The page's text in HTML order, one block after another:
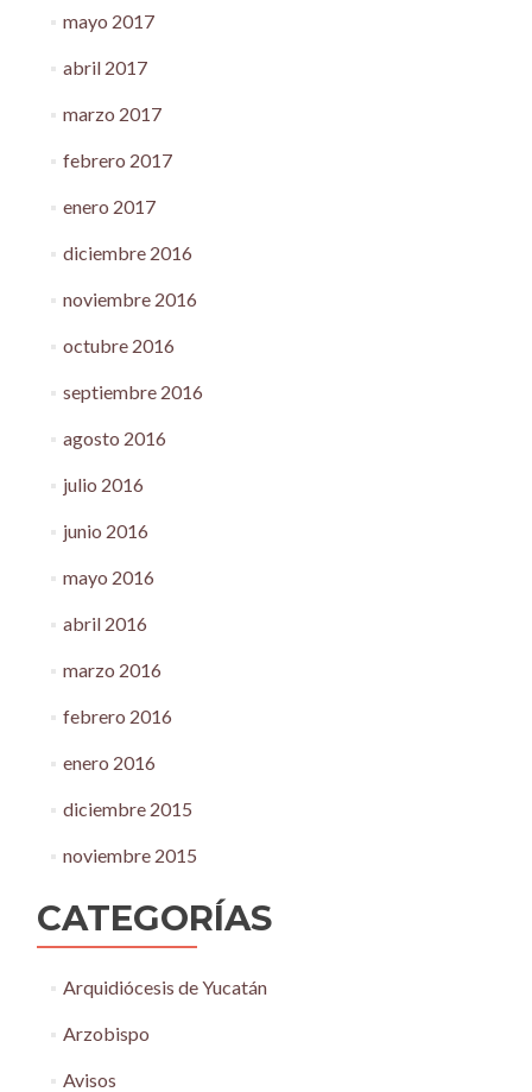
mayo 2017
abril 2017
marzo 2017
febrero 2017
enero 2017
diciembre 2016
noviembre 2016
octubre 2016
septiembre 2016
agosto 2016
julio 2016
junio 2016
mayo 2016
abril 2016
marzo 2016
febrero 2016
enero 2016
diciembre 2015
noviembre 2015
CATEGORÍAS
Arquidiócesis de Yucatán
Arzobispo
Avisos